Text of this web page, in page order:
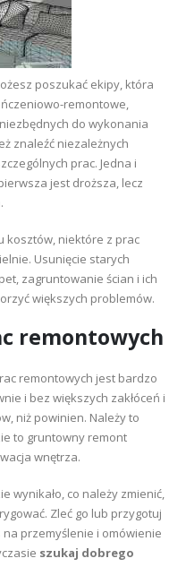
poszukać ekipy, która
remontowe,
do wykonania
znaleźć niezależnych
prac. Jedna i
jest droższa, lecz
kosztów, niektóre z prac
Usunięcie starych
zagruntowanie ścian i ich
większych problemów.
remontowych
remontowych jest bardzo
i bez większych zakłóceń i
niż powinien. Należy to
to gruntowny remont
wnętrza.
wynikało, co należy zmienić,
Zleć go lub przygotuj
przemyślenie i omówienie
szukaj dobrego